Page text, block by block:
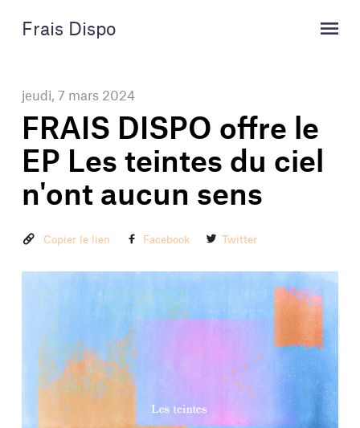
content
navigation
Frais Dispo
jeudi, 7 mars 2024
FRAIS DISPO offre le
EP Les teintes du ciel
n'ont aucun sens
Copier le lien Facebook Twitter